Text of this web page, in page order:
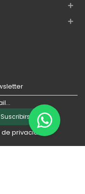
+
+
Suscribirse
privacidad